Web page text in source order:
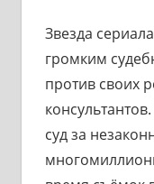
Звезда
громким
против своих
суд за